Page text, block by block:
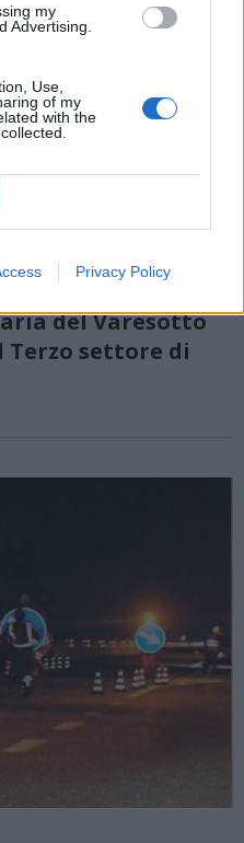
my
Advertising.
Use,
of my
with the
Privacy Policy
del Varesotto
settore di